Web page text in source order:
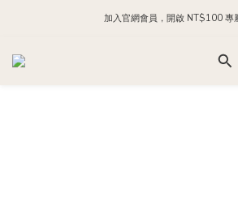
每日 24:00 前下單，現貨商品隔
加入官網會員，開啟 NT$100 專
加入官方 LINE，領取 NT$200